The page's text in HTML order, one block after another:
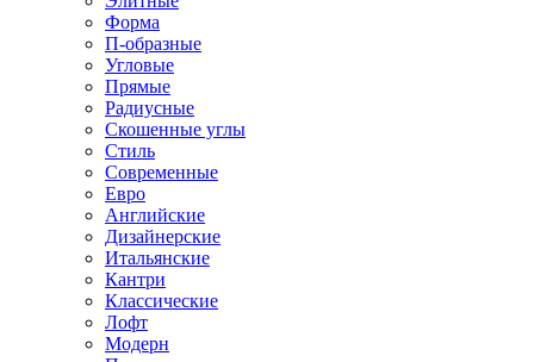
Форма
П-образные
Угловые
Прямые
Радиусные
Скошенные углы
Стиль
Современные
Евро
Английские
Дизайнерские
Итальянские
Кантри
Классические
Лофт
Модерн